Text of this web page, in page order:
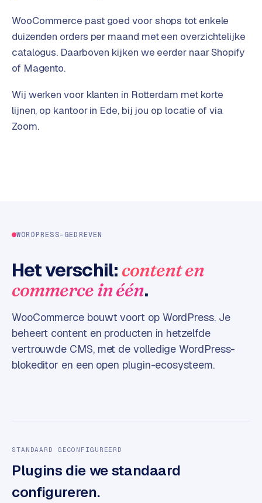
c
o
m
e
c
e
r
s
s
w
b
s
i
t
w
e
k
→
WooCommerce past goed voor shops tot enkele
duizenden orders per maand met een overzichtelijke
catalogus. Daarboven kijken we eerder naar Shopify
of Magento.
Wij werken voor klanten in Rotterdam met korte
lijnen, op kantoor in Ede, bij jou op locatie of via
Zoom.
WORDPRESS-GEDREVEN
Het verschil: content en
commerce in één.
WooCommerce bouwt voort op WordPress. Je
beheert content en producten in hetzelfde
vertrouwde CMS, met de volledige WordPress-
blokeditor en een open plugin-ecosysteem.
STANDAARD GECONFIGUREERD
Plugins die we standaard
configureren.